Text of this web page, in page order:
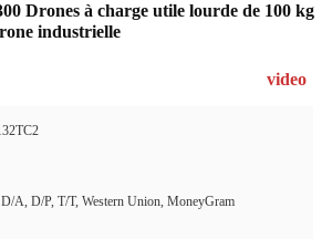
Drones à charge utile lourde de 100 kg
industrielle
video
A, D/P, T/T, Western Union, MoneyGram